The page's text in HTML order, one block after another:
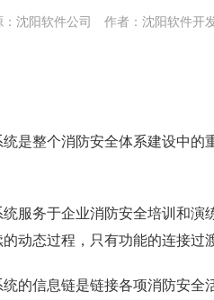
：沈阳软件公司 作者：沈阳软件开
是整个消防安全体系建设中
服务于企业消防安全培训和
动态过程，只有功能的连接过
的信息链是链接各项消防安